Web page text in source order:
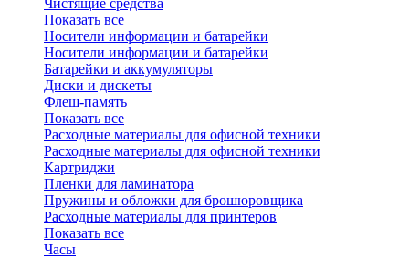
Чистящие средства
Показать все
Носители информации и батарейки
Носители информации и батарейки
Батарейки и аккумуляторы
Диски и дискеты
Флеш-память
Показать все
Расходные материалы для офисной техники
Расходные материалы для офисной техники
Картриджи
Пленки для ламинатора
Пружины и обложки для брошюровщика
Расходные материалы для принтеров
Показать все
Часы